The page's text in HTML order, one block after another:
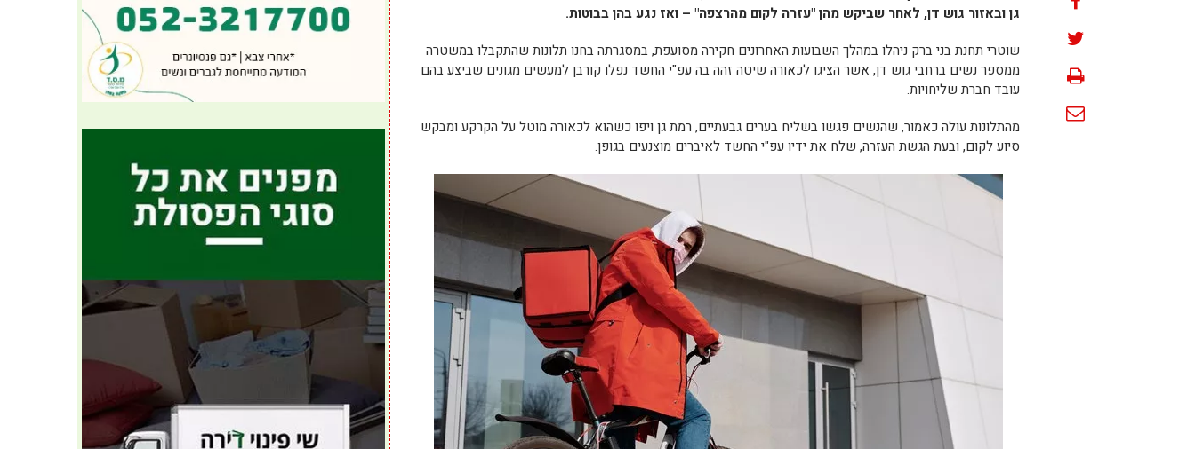
גן ובאזור גוש דן, לאחר שביקש מהן "עזרה לקום מהרצפה" – ואז נגע בהן בבוטות.
שוטרי תחנת בני ברק ניהלו במהלך השבועות האחרונים חקירה מסועפת, במסגרתה בחנו תלונות שהתקבלו במשטרה
ממספר נשים ברחבי גוש דן, אשר הציגו לכאורה שיטה זהה בה עפ"י החשד נפלו קורבן למעשים מגונים שביצע בהם
עובד חברת שליחויות.
מהתלונות עולה כאמור, שהנשים פגשו בשליח בערים גבעתיים, רמת גן ויפו כשהוא לכאורה מוטל על הקרקע ומבקש
סיוע לקום, ובעת הגשת העזרה, שלח את ידיו עפ"י החשד לאיברים מוצנעים בגופן.